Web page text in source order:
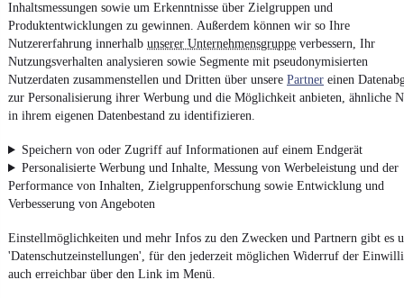
Inhaltsmessungen sowie um Erkenntnisse über Zielgruppen und
Produktentwicklungen zu gewinnen. Außerdem können wir so Ihre
Nutzererfahrung innerhalb unserer Unternehmensgruppe verbessern, Ihr
Nutzungsverhalten analysieren sowie Segmente mit pseudonymisierten
Nutzerdaten zusammenstellen und Dritten über unsere Partner einen
zur Personalisierung ihrer Werbung und die Möglichkeit anbieten, ähnliche
in ihrem eigenen Datenbestand zu identifizieren.
Speichern von oder Zugriff auf Informationen auf einem Endgerät
Personalisierte Werbung und Inhalte, Messung von Werbeleistung und der
Performance von Inhalten, Zielgruppenforschung sowie Entwicklung und
Verbesserung von Angeboten
Einstellmöglichkeiten und mehr Infos zu den Zwecken und Partnern gibt es
'Datenschutzeinstellungen', für den jederzeit möglichen Widerruf der
auch erreichbar über den Link im Menü.
Report Security Vulnerability (English)
Powered by
Weitere Fahrzeuge gibt es auf mobile.de, dem Marktplatz für